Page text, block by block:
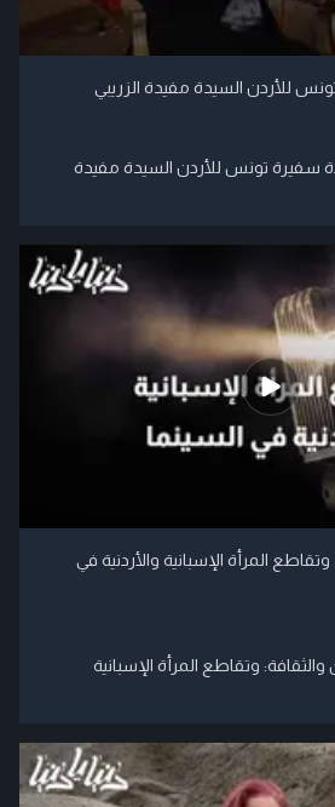
للأردن السيدة مفيدة الزريبي
سفيرة تونس للأردن السيدة مفيدة
المرأة الإسبانية والأردنية في
وتقاطع المرأة الإسبانية